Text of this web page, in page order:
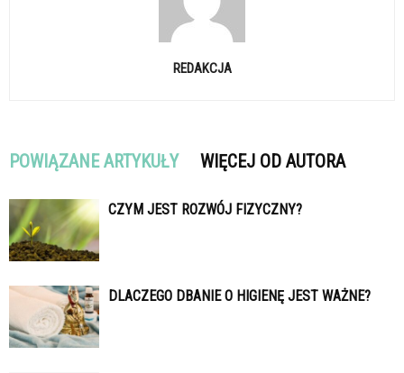
REDAKCJA
POWIĄZANE ARTYKUŁY WIĘCEJ OD AUTORA
CZYM JEST ROZWÓJ FIZYCZNY?
DLACZEGO DBANIE O HIGIENĘ JEST WAŻNE?